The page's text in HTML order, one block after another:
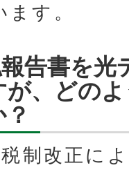
す。
告書を光
、どの
制改正に